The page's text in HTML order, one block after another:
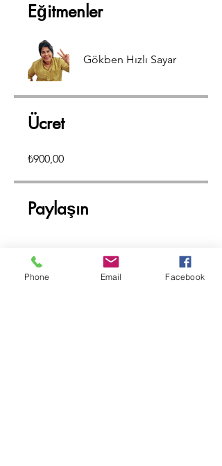
Eğitmenler
Gökben Hızlı Sayar
Ücret
₺900,00
Paylaşın
Phone Email Facebook